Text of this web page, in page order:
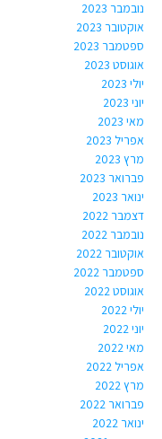
נובמבר 2023
אוקטובר 2023
ספטמבר 2023
אוגוסט 2023
יולי 2023
יוני 2023
מאי 2023
אפריל 2023
מרץ 2023
פברואר 2023
ינואר 2023
דצמבר 2022
נובמבר 2022
אוקטובר 2022
ספטמבר 2022
אוגוסט 2022
יולי 2022
יוני 2022
מאי 2022
אפריל 2022
מרץ 2022
פברואר 2022
ינואר 2022